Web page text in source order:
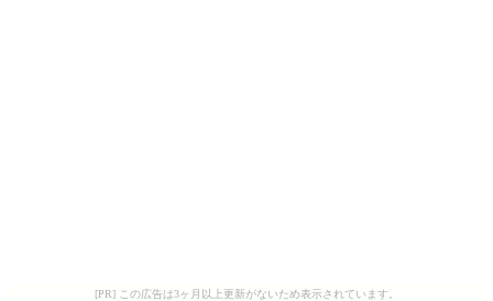
[PR] この広告は3ヶ月以上更新がないため表示されています。